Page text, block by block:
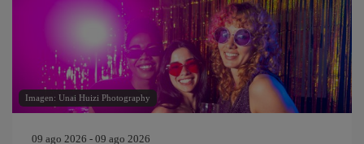
Imagen: Unai Huizi Photography
09 ago 2026 - 09 ago 2026